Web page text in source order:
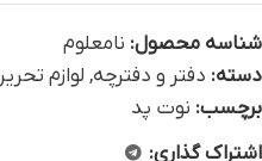
شناسه محصول: نامعلوم
دسته: دفتر و دفترچه, لوازم تحریر
برچسب: نوت پد
اشتراک گذاری: